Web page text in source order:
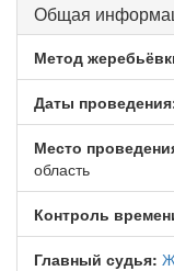
Общая
Метод
Даты
Место
область
Контроль
Главный судья: